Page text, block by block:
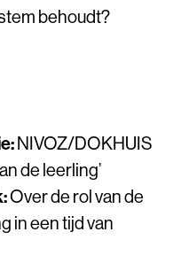
behoudt?
NIVOZ/DOKHUIS
de leerling’
Over de rol van de
in een tijd van